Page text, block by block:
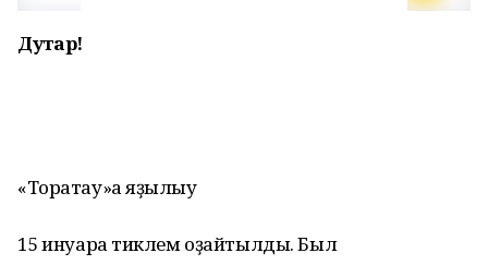
Дуҫтар!
«Торатау»ға яҙылыу
15 ғинуарға тиклем оҙайтылды. Был